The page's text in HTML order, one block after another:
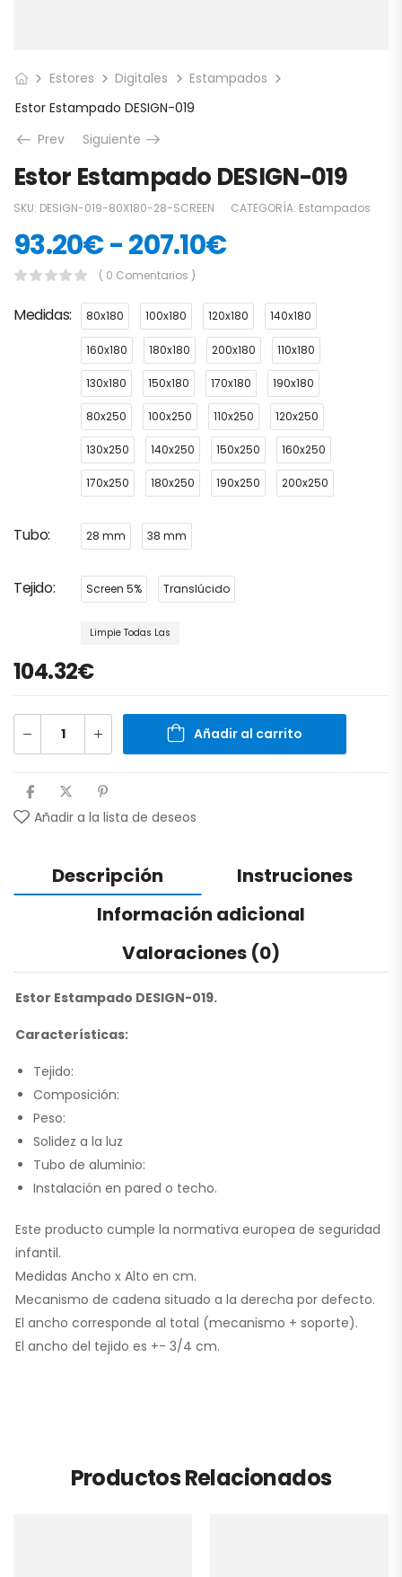
Estores Digitales
Estampados
Estor Estampado DESIGN-019
Prev
Siguiente
Estor Estampado DESIGN-019
SKU: DESIGN-019-80X180-28-SCREEN CATEGORÍA: Estampados
93.20€-207.10€
( 0 Comentarios )
Medidas 80x180 100x180 120x180 140x180
160x180 180x180 200x180 110x180
130x180 150x180 170x180 190x180
80x250 100x250 110x250 120x250
130x250 140x250 150x250 160x250
170x250 180x250 190x250 200x250
Tubo 28 mm 38 mm
Tejido Screen 5% Translúcido
Limpie Todas Las
104.32€
Añadir al carrito
Añadir a la lista de deseos
Descripción
Instruciones
Información adicional
Valoraciones (0)
Estor Estampado DESIGN-019.
Características:
Tejido:
Composición:
Peso:
Solidez a la luz
Tubo de aluminio:
Instalación en pared o techo.
Este producto cumple la normativa europea de seguridad
infantil.
Medidas Ancho x Alto en cm.
Mecanismo de cadena situado a la derecha por defecto.
El ancho corresponde al total (mecanismo + soporte).
El ancho del tejido es +- 3/4 cm.
Productos Relacionados